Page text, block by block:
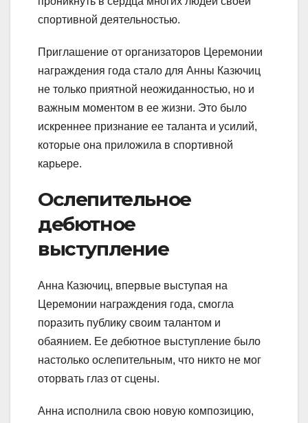
спортивной деятельностью.
Приглашение от организаторов Церемонии
награждения года стало для Анны Казючиц
не только приятной неожиданностью, но и
важным моментом в ее жизни. Это было
искреннее признание ее таланта и усилий,
которые она приложила в спортивной
карьере.
Ослепительное
дебютное
выступление
Анна Казючиц, впервые выступая на
Церемонии награждения года, смогла
поразить публику своим талантом и
обаянием. Ее дебютное выступление было
настолько ослепительным, что никто не мог
оторвать глаз от сцены.
Анна исполнила свою новую композицию,